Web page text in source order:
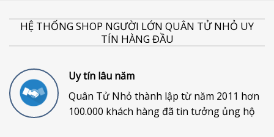
HỆ THỐNG SHOP NGƯỜI LỚN QUÂN TỬ NHỎ UY
TÍN HÀNG ĐẦU
Uy tín lâu năm
Quân Tử Nhỏ thành lập từ năm 2011 hơn
100.000 khách hàng đã tin tưởng ủng hộ